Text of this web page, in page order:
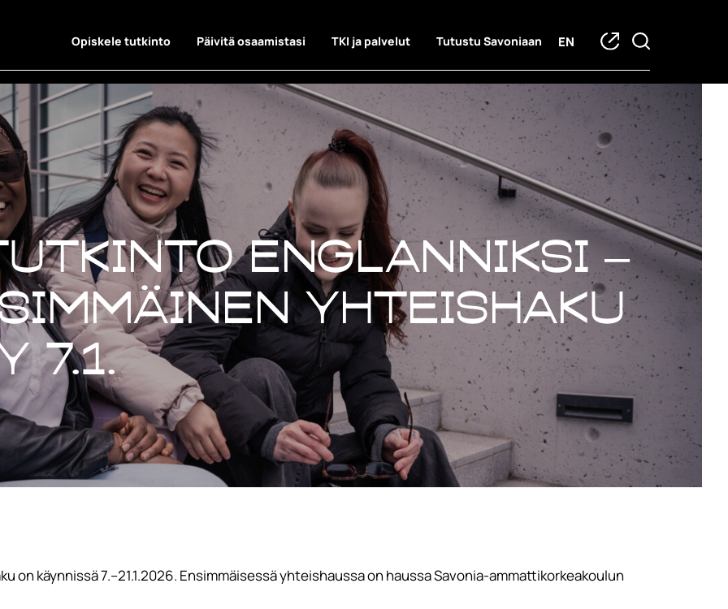
Opiskele tutkinto Päivitä osaamistasi TKI ja palvelut Tutustu Savoniaan EN
englanniksi –
yhteishaku
7.1.
on käynnissä 7.–21.1.2026. Ensimmäisessä yhteishaussa on haussa Savonia-ammattikorkeakoulun